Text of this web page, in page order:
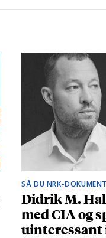
SÅ DU NRK-
Didrik M.
med CIA og
uinteressant